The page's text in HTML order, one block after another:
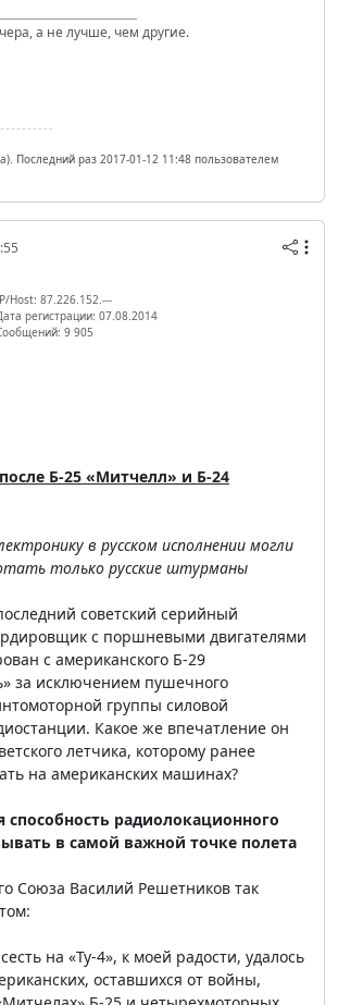
а не лучше, чем другие.
Последний раз 2017-01-12 11:48 пользователем
Host: 87.226.152.---
регистрации: 07.08.2014
9 905
Б-25 «Митчелл» и Б-24
в русском исполнении могли
только русские штурманы
советский серийный
с поршневыми двигателями
с американского Б-29
за исключением пушечного
группы силовой
Какое же впечатление он
летчика, которому ранее
на американских машинах?
способность радиолокационного
в самой важной точке полета
Союза Василий Решетников так
на «Ту-4», к моей радости, удалось
оставшихся от войны,